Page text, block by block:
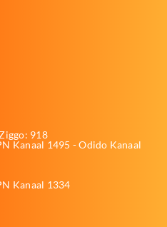
918
Kanaal 1495 - Odido Kanaal
Kanaal 1334